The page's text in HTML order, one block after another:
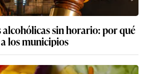
alcohólicas sin horario: por qué
los municipios